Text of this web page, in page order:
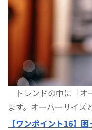
トレンドの中に「オ
ます。オーバーサイズ
【ワンポイント16】